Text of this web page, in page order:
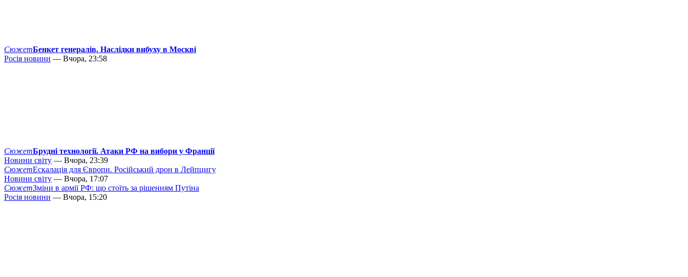
СюжетБенкет генералів. Наслідки вибуху в Москві
Росія новини — Вчора, 23:58
СюжетБрудні технології. Атаки РФ на вибори у Франції
Новини світу — Вчора, 23:39
СюжетЕскалація для Європи. Російський дрон в Лейпцигу
Новини світу — Вчора, 17:07
СюжетЗміни в армії РФ: що стоїть за рішенням Путіна
Росія новини — Вчора, 15:20